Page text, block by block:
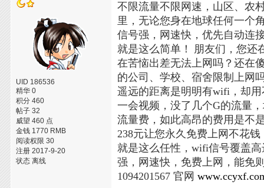
UID 186536
精华 0
积分 460
帖子 32
威望 460 点
金钱 1770 RMB
阅读权限 30
注册 2017-9-20
状态 离线
不限流量不限网速，山区、农
里，无论您身在地球任何一个
信号强，网速快，优先自动连
就是这么简单！
朋友们，您还
在苦恼出差无法上网吗？还在
的公司、学校、宿舍限制上网
遥远的距离是明明有wifi，却
一会视频，没了几个G的流量
流量费，如此高昂的费用是不
238元让您永久免费上网不花
就是这么任性，wifi信号覆盖
强，网速快，免费上网，能免
1094201567 官网